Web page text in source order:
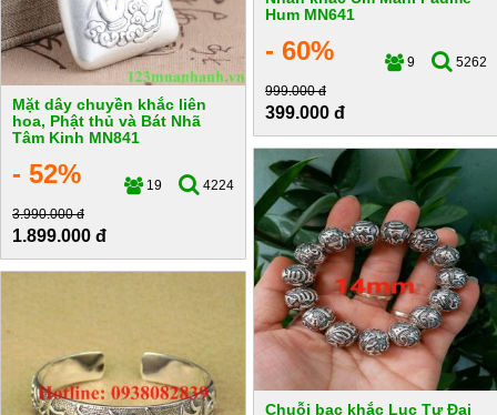
Hum MN641
- 60% 9
5262
999.000 đ
399.000 đ
Mặt dây chuyền khắc liên
hoa, Phật thủ và Bát Nhã
Tâm Kinh MN841
- 52% 19
4224
3.990.000 đ
1.899.000 đ
Chuỗi bạc khắc Lục Tự Đại